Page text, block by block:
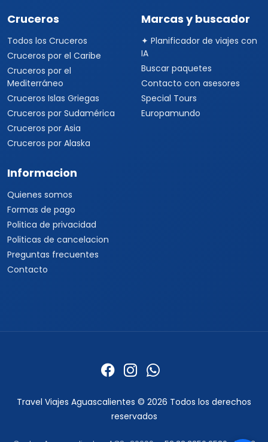
Cruceros
Todos los Cruceros
Cruceros por el Caribe
Cruceros por el
Mediterráneo
Cruceros Islas Griegas
Cruceros por Sudamérica
Cruceros por Asia
Cruceros por Alaska
Marcas y buscador
✦ Planificador de viajes con
IA
Buscar paquetes
Contacto con asesores
Special Tours
Europamundo
Informacion
Quienes somos
Formas de pago
Politica de privacidad
Politicas de cancelacion
Preguntas frecuentes
Contacto
Travel Viajes Aguascalientes © 2026 Todos los derechos
reservados